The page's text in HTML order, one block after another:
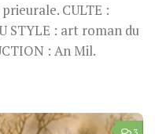
CULTE :
STYLE : art roman du
: An Mil.